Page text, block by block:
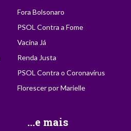
Fora Bolsonaro
PSOL Contra a Fome
Vacina Já
Renda Justa
PSOL Contra o Coronavírus
Florescer por Marielle
...e mais